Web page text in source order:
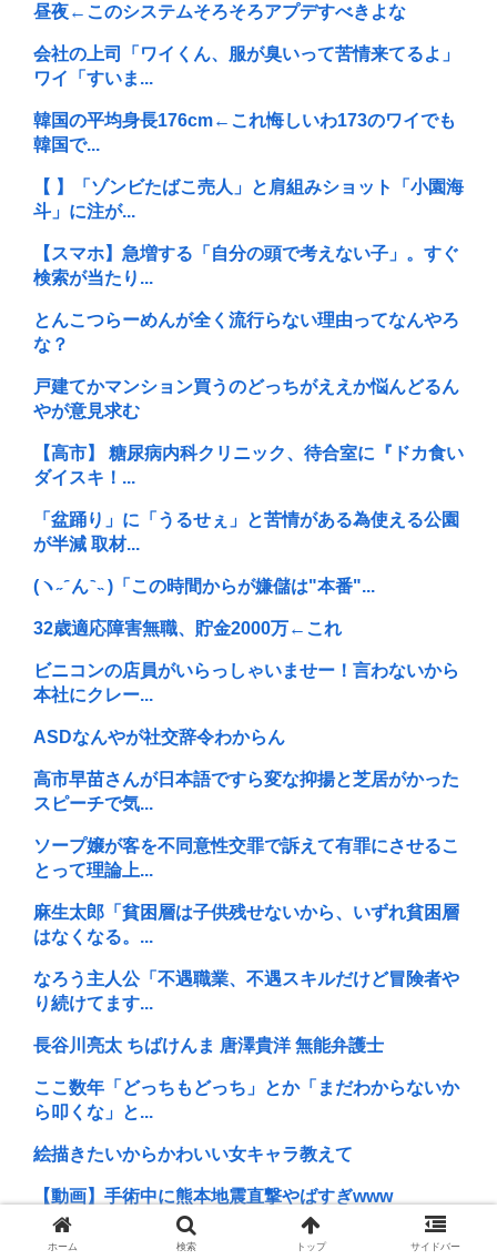
昼夜←このシステムそろそろアプデすべきよな
会社の上司「ワイくん、服が臭いって苦情来てるよ」
ワイ「すいま...
韓国の平均身長176cm←これ悔しいわ173のワイでも
韓国で...
【 】「ゾンビたばこ売人」と肩組みショット「小園海
斗」に注が...
【スマホ】急増する「自分の頭で考えない子」。すぐ
検索が当たり...
とんこつらーめんが全く流行らない理由ってなんやろ
な？
戸建てかマンション買うのどっちがええか悩んどるん
やが意見求む
【高市】 糖尿病内科クリニック、待合室に『ドカ食い
ダイスキ！...
「盆踊り」に「うるせぇ」と苦情がある為使える公園
が半減 取材...
(ヽ˶ ᷇ ん ᷆ ˵ )「この時間からが嫌儲は"本番"...
32歳適応障害無職、貯金2000万←これ
ビニコンの店員がいらっしゃいませー！言わないから
本社にクレー...
ASDなんやが社交辞令わからん
高市早苗さんが日本語ですら変な抑揚と芝居がかった
スピーチで気...
ソープ嬢が客を不同意性交罪で訴えて有罪にさせるこ
とって理論上...
麻生太郎「貧困層は子供残せないから、いずれ貧困層
はなくなる。...
なろう主人公「不遇職業、不遇スキルだけど冒険者や
り続けてます...
長谷川亮太 ちばけんま 唐澤貴洋 無能弁護士
ここ数年「どっちもどっち」とか「まだわからないか
ら叩くな」と...
絵描きたいからかわいい女キャラ教えて
【動画】手術中に熊本地震直撃やばすぎwww
「才能がないなら努力をすれば良いじゃない」お前ら
ホーム 検索 トップ サイドバー